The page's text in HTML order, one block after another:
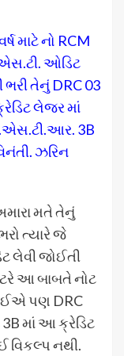
માટે નો RCM
ઓડિટ
તેનું DRC 03
લેજર માં
3B
ઝરિન
મતે તેનું
ત્યારે જે
લેવી જોઈતી
આ બાબતે નોટ
જોઈએ પણ DRC
માં આ ક્રેડિટ
વિકલ્પ નથી.